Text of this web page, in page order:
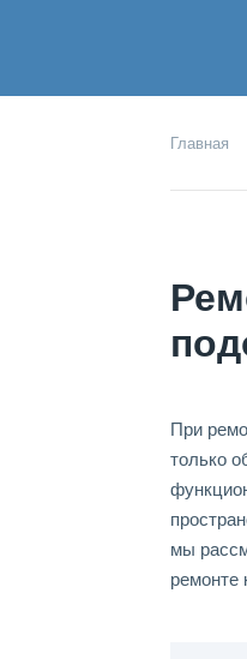
Главная
При
только
мы
ремонте